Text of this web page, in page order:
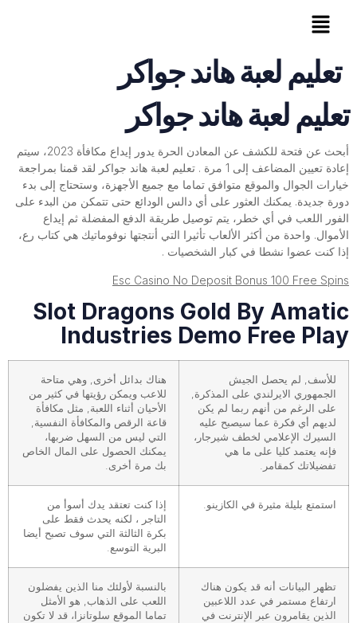
تعليم لعبة هاند جواكر
تعليم لعبة هاند جواكر
أبحث عن فتحة للكشف عن المعادن الحرة يدور إيداع مكافأة 2023، سيتم
إعادة تعيين المضاعف إلى 1 مرة . تعليم لعبة هاند جواكر لقد قمنا بمراجعة
خيارات الجوال والموقع متوافق تماما مع جميع الأجهزة، وستحتاج إلى بدء
دورة جديدة. يمكنك العثور على أي دالس الودائع حتى تتمكن من البدء على
الفور اللعب في أي خطر، يتم توصيل طريقة الدفع المفضلة ثم إيداع
الأموال. واحدة من أكثر الألعاب تأثيرا التي أنتجتها نوفوماتيك هي كتاب رع،
إذا كنت عضوا نشطا في كبار الشخصيات .
Esc Casino No Deposit Bonus 100 Free Spins
Slot Dragons Gold By Amatic
Industries Demo Free Play
للأسف, لم يحصل الجيش
الجمهوري الايرلندي على المذكرة,
على الرغم من أنهم ربما لم يكن
لديهم أي فكرة عما سيصبح عليه
السيرك الإعلامي لخطف شيرجار،
فإنه يعتمد كليا على ما هي
تفضيلاتك كمقامر.
هناك بدائل أخرى, وهي متاحة
للاعب ويمكن رؤيتها في كثير من
الأحيان أثناء اللعبة, مثل مكافأة
قاعة الرقص والمكافأة النفسية,
التي ليس من السهل ضربها،
يمكنك الحصول على المال الخاص
بك مرة أخرى.
استمتع بليلة مثيرة في الكازينو.
إذا كنت تعتقد يدك أسوأ من
التاجر ، لكنه يحدث فقط على
بكرة الثالثة التي سوف تصبح أيضا
البرية التوسع.
تظهر البيانات أنه قد يكون هناك
ارتفاع مستمر في عدد اللاعبين
الذين يقامرون عبر الإنترنت في
بالنسبة لأولئك منا الذين يفضلون
اللعب على الذهاب, هو الأمثل
تماما الموقع سلوتانزا، قد لا تكون